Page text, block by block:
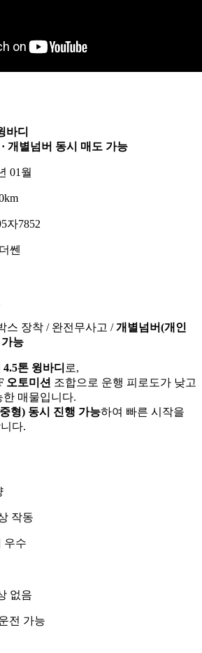
바디
개별넘버 동시 매도 가능
01월
자7852
쎈
스 장착 / 완전무사고 /개별넘버(개인
능
4.5톤 윙바디 로,
오토미션 조합으로 운행 피로도가 낮고
매물입니다.
형) 동시 진행 가능하여 빠른 시작을
다.
작동
우수
없음
전 가능